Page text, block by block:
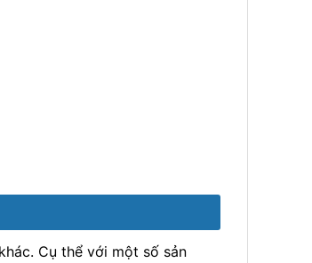
Cụ thể với một số sản